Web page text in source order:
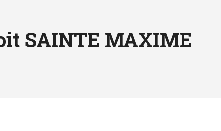
SAINTE MAXIME